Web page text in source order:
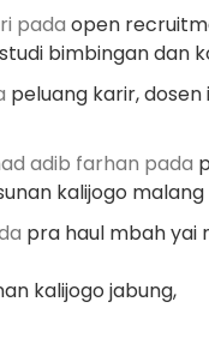
pada open
bimbingan dan
peluang karir, dosen
adib farhan pada
kalijogo malang
pra haul mbah yai
kalijogo jabung,